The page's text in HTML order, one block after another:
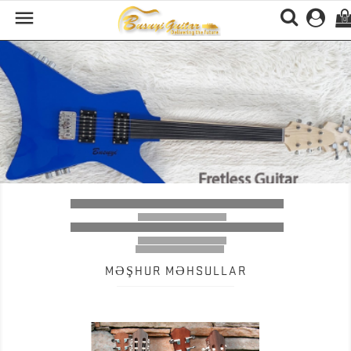
 (0)
Previous
MƏŞHUR MƏHSULLAR